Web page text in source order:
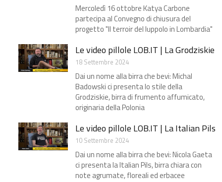
Mercoledì 16 ottobre Katya Carbone
partecipa al Convegno di chiusura del
progetto "Il terroir del luppolo in Lombardia"​
Le video pillole LOB.IT | La Grodziskie
18 Settembre 2024
Dai un nome alla birra che bevi: Michal
Badowski ci presenta lo stile della
Grodziskie, birra di frumento affumicato,
originaria della Polonia
Le video pillole LOB.IT | La Italian Pils
10 Settembre 2024
Dai un nome alla birra che bevi: Nicola Gaeta
ci presenta la Italian Pils, birra chiara con
note agrumate, floreali ed erbacee